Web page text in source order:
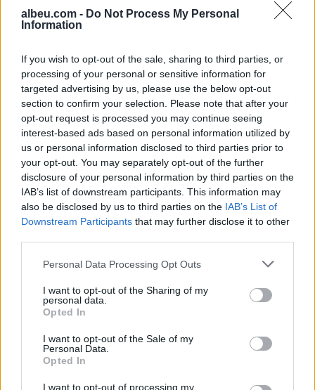
albeu.com - Do Not Process My Personal
Information
If you wish to opt-out of the sale, sharing to third parties, or
processing of your personal or sensitive information for
targeted advertising by us, please use the below opt-out
section to confirm your selection. Please note that after your
opt-out request is processed you may continue seeing
interest-based ads based on personal information utilized by
us or personal information disclosed to third parties prior to
your opt-out. You may separately opt-out of the further
disclosure of your personal information by third parties on the
IAB’s list of downstream participants. This information may
also be disclosed by us to third parties on the IAB’s List of
Downstream Participants that may further disclose it to other
Personal Data Processing Opt Outs
I want to opt-out of the Sharing of my
personal data.
Opted In
I want to opt-out of the Sale of my
Personal Data.
Opted In
I want to opt-out of processing my
ndezi zjarr për të djegur barin
dhe flakët u përhapën drejt
malit
Esim for Global|Esim for Europe|
Esim for Caribbean